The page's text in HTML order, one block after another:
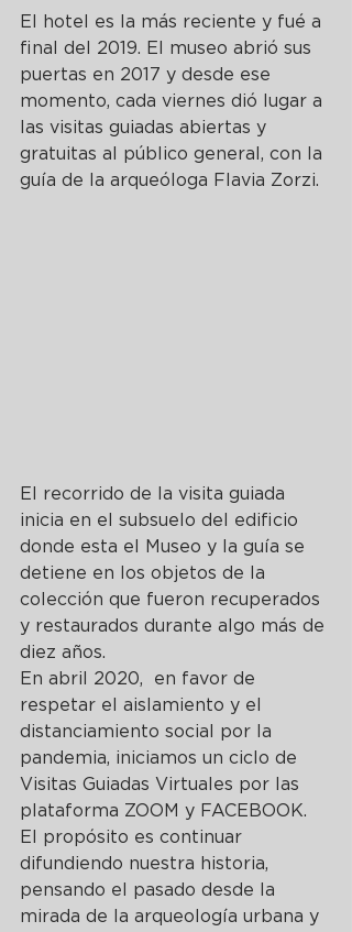
El hotel es la más reciente y fué a
final del 2019. El museo abrió sus
puertas en 2017 y desde ese
momento, cada viernes dió lugar a
las visitas guiadas abiertas y
gratuitas al público general, con la
guía de la arqueóloga Flavia Zorzi.
El recorrido de la visita guiada
inicia en el subsuelo del edificio
donde esta el Museo y la guía se
detiene en los objetos de la
colección que fueron recuperados
y restaurados durante algo más de
diez años.
En abril 2020,  en favor de
respetar el aislamiento y el
distanciamiento social por la
pandemia, iniciamos un ciclo de
Visitas Guiadas Virtuales por las
plataforma ZOOM y FACEBOOK.
El propósito es continuar
difundiendo nuestra historia,
pensando el pasado desde la
mirada de la arqueología urbana y